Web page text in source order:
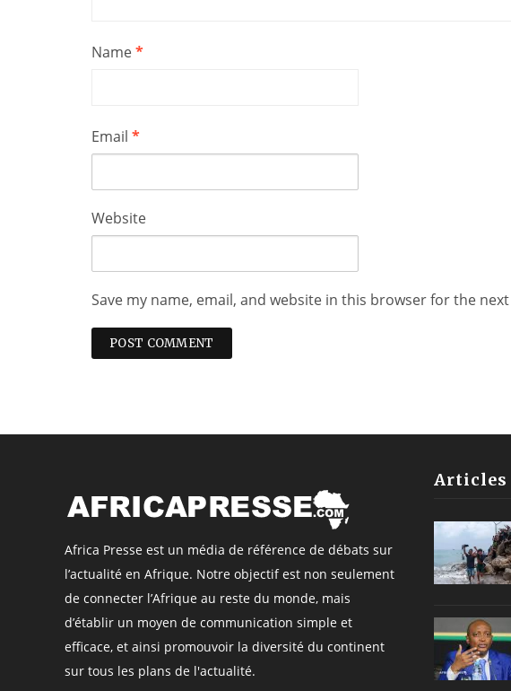
Name*
Email *
Website
Save my name, email, and website in this browser for the
Africa Presse est un média de référence de débats sur
l’actualité en Afrique. Notre objectif est non seulement
de connecter l’Afrique au reste du monde, mais
d’établir un moyen de communication simple et
efficace, et ainsi promouvoir la diversité du continent
sur tous les plans de l'actualité.
Articles